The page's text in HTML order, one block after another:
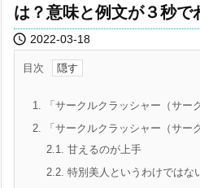
は？意味と例文が３秒で
 2022-03-18
目次
1. 「サークルクラッシャー（サー
2. 「サークルクラッシャー（サー
2.1. 甘えるのが上手
2.2. 特別美人というわけではな